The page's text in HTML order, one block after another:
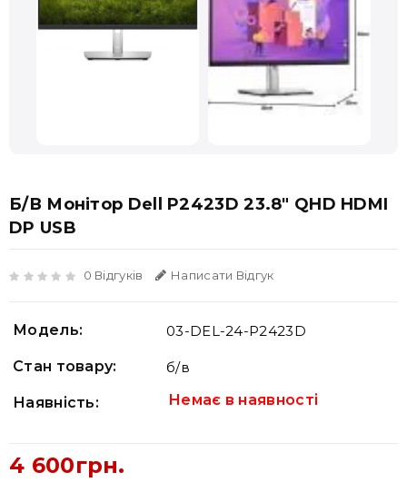
Б/В Монітор Dell P2423D 23.8" QHD HDMI
DP USB
0 Відгуків Написати Відгук
Модель: 03-DEL-24-P2423D
Стан товару: б/в
Наявність: Немає в наявності
4 600грн.